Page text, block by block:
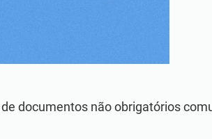
documentos não obrigatórios